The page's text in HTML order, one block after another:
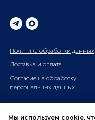
Мы используем cookie,
Политика обработки данных
Доставка и оплата
Согласие на обработку
персональных данных